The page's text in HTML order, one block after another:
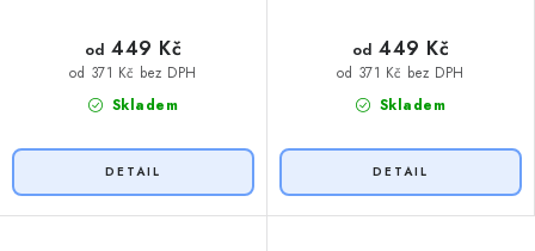
Skladem
od 371 Kč bez DPH
od 449 Kč
Skladem
od 371 Kč bez DPH
od 449 Kč